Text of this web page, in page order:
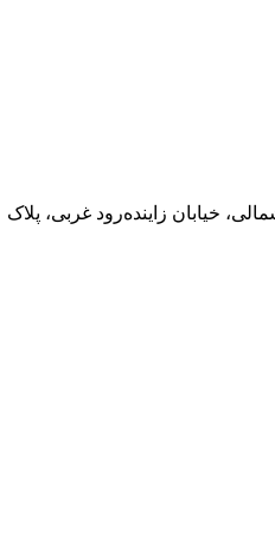
خیابان زاینده‌رود غربی، پلاک